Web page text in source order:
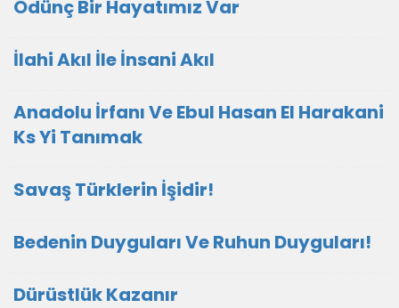
Ödünç Bir Hayatımız Var
İlahi Akıl İle İnsani Akıl
Anadolu İrfanı Ve Ebul Hasan El Harakani
Ks Yi Tanımak
Savaş Türklerin İşidir!
Bedenin Duyguları Ve Ruhun Duyguları!
Dürüstlük Kazanır